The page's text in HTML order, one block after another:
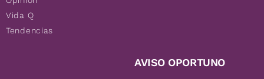
Vida Q
Tendencias
AVISO OPORTUNO